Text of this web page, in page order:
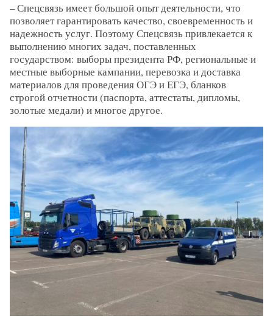
– Спецсвязь имеет большой опыт деятельности, что
позволяет гарантировать качество, своевременность и
надежность услуг. Поэтому Спецсвязь привлекается к
выполнению многих задач, поставленных
государством: выборы президента РФ, региональные и
местные выборные кампании, перевозка и доставка
материалов для проведения ОГЭ и ЕГЭ, бланков
строгой отчетности (паспорта, аттестаты, дипломы,
золотые медали) и многое другое.